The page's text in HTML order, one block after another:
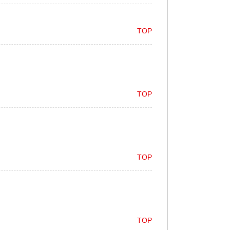
TOP
TOP
TOP
TOP